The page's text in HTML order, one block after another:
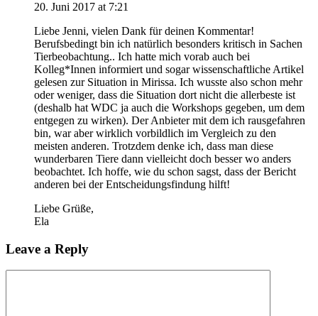
20. Juni 2017 at 7:21
Liebe Jenni, vielen Dank für deinen Kommentar!
Berufsbedingt bin ich natürlich besonders kritisch in Sachen
Tierbeobachtung.. Ich hatte mich vorab auch bei
Kolleg*Innen informiert und sogar wissenschaftliche Artikel
gelesen zur Situation in Mirissa. Ich wusste also schon mehr
oder weniger, dass die Situation dort nicht die allerbeste ist
(deshalb hat WDC ja auch die Workshops gegeben, um dem
entgegen zu wirken). Der Anbieter mit dem ich rausgefahren
bin, war aber wirklich vorbildlich im Vergleich zu den
meisten anderen. Trotzdem denke ich, dass man diese
wunderbaren Tiere dann vielleicht doch besser wo anders
beobachtet. Ich hoffe, wie du schon sagst, dass der Bericht
anderen bei der Entscheidungsfindung hilft!
Liebe Grüße,
Ela
Leave a Reply